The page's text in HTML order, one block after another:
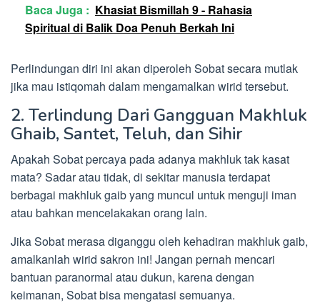
Baca Juga : Khasiat Bismillah 9 - Rahasia
Spiritual di Balik Doa Penuh Berkah Ini
Perlindungan diri ini akan diperoleh Sobat secara mutlak
jika mau istiqomah dalam mengamalkan wirid tersebut.
2. Terlindung Dari Gangguan Makhluk
Ghaib, Santet, Teluh, dan Sihir
Apakah Sobat percaya pada adanya makhluk tak kasat
mata? Sadar atau tidak, di sekitar manusia terdapat
berbagai makhluk gaib yang muncul untuk menguji iman
atau bahkan mencelakakan orang lain.
Jika Sobat merasa diganggu oleh kehadiran makhluk gaib,
amalkanlah wirid sakron ini! Jangan pernah mencari
bantuan paranormal atau dukun, karena dengan
keimanan, Sobat bisa mengatasi semuanya.